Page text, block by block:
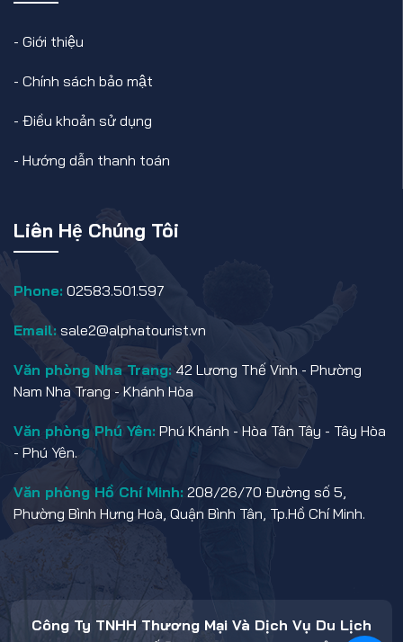
- Giới thiệu
- Chính sách bảo mật
- Điều khoản sử dụng
- Hướng dẫn thanh toán
Liên Hệ Chúng Tôi
Phone: 02583.501.597
Email: sale2@alphatourist.vn
Văn phòng Nha Trang:42 Lương Thế Vinh - Phường
Nam Nha Trang - Khánh Hòa
Văn phòng Phú Yên: Phú Khánh - Hòa Tân Tây - Tây Hòa
- Phú Yên.
Văn phòng Hồ Chí Minh: 208/26/70 Đường số 5,
Phường Bình Hưng Hoà, Quận Bình Tân, Tp.Hồ Chí Minh.
Công Ty TNHH Thương Mại Và Dịch Vụ Du Lịch